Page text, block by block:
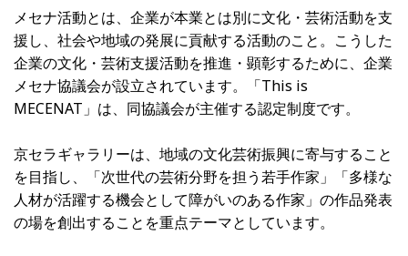
メセナ活動とは、企業が本業とは別に文化・芸術活動を支
援し、社会や地域の発展に貢献する活動のこと。こうした
企業の文化・芸術支援活動を推進・顕彰するために、企業
メセナ協議会が設立されています。「This is
MECENAT」は、同協議会が主催する認定制度です。
京セラギャラリーは、地域の文化芸術振興に寄与すること
を目指し、「次世代の芸術分野を担う若手作家」「多様な
人材が活躍する機会として障がいのある作家」の作品発表
の場を創出することを重点テーマとしています。